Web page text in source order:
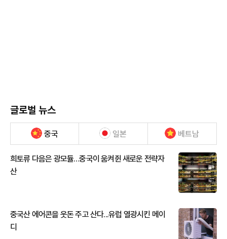
글로벌 뉴스
중국 일본 베트남
희토류 다음은 광모듈…중국이 움켜쥔 새로운 전략자
산
중국산 에어콘을 웃돈 주고 산다...유럽 열광시킨 메이
디